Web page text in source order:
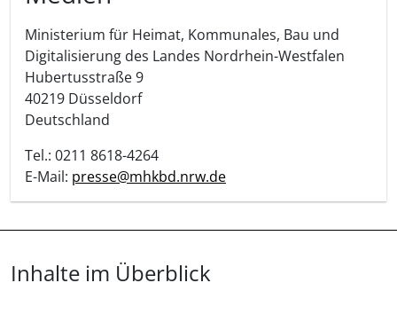
Ministerium für Heimat, Kommunales, Bau und
Digitalisierung des Landes Nordrhein-Westfalen
Hubertusstraße 9
40219 Düsseldorf
Deutschland
Tel.: 0211 8618-4264
E-Mail: presse@mhkbd.nrw.de
Überblick: Inhalte
Inhalte im Überblick